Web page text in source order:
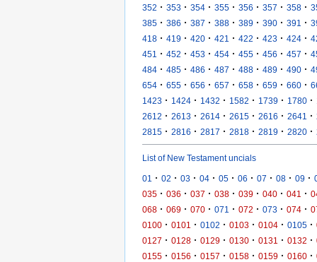
352 · 353 · 354 · 355 · 356 · 357 · 358 ·
385 · 386 · 387 · 388 · 389 · 390 · 391 ·
418 · 419 · 420 · 421 · 422 · 423 · 424 ·
451 · 452 · 453 · 454 · 455 · 456 · 457 ·
484 · 485 · 486 · 487 · 488 · 489 · 490 ·
654 · 655 · 656 · 657 · 658 · 659 · 660 ·
1423 · 1424 · 1432 · 1582 · 1739 · 1780 ·
2612 · 2613 · 2614 · 2615 · 2616 · 2641 ·
2815 · 2816 · 2817 · 2818 · 2819 · 2820 ·
List of New Testament uncials
01 · 02 · 03 · 04 · 05 · 06 · 07 · 08 · 09 ·
035 · 036 · 037 · 038 · 039 · 040 · 041 ·
068 · 069 · 070 · 071 · 072 · 073 · 074 ·
0100 · 0101 · 0102 · 0103 · 0104 · 0105 ·
0127 · 0128 · 0129 · 0130 · 0131 · 0132 ·
0155 · 0156 · 0157 · 0158 · 0159 · 0160 ·